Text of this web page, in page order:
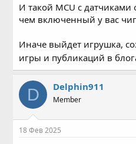
И такой MCU с
чем включенный у вас
Иначе выйдет игрушка,
игры и публикаций в
D Delphin911
Member
18 Фев 2025